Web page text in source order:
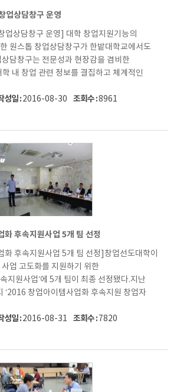
업상담창구 운영
업상담창구 운영] 대학 창업지원기능의
원스톱 창업상담창구가 한밭대학교에서도
담창구는 전문성과 현장감을 겸비한
내 창업 관련 정보를 결집하고 체계적인
성일 :2016-08-30 조회수 :8961
화 후속지원사업 5개 팀 선정
화 후속지원사업 5개 팀 선정]창업선도대학이
업 고도화를 지원하기 위한
지원사업’에 5개 팀이 최종 선정됐다.지난
‘2016 창업아이템사업화 후속지원 창업자
성일 :2016-08-31 조회수 : 7820